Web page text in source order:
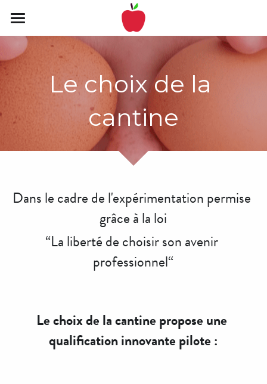
Bienvenue !
Préambule
Le projet
Prévisions
Questionnaires
La dictée...
Le choix de la
cantine
Dans le cadre de l'expérimentation permise
grâce à la loi
“La liberté de choisir son avenir
professionnel“
Le choix de la cantine propose une
qualification innovante pilote :